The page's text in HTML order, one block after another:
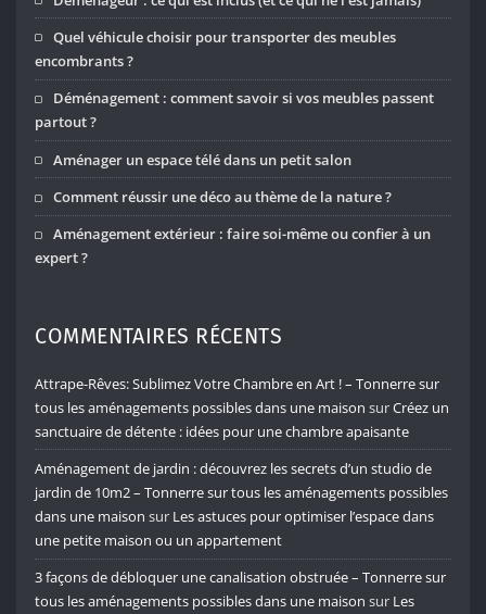
Quel véhicule choisir pour transporter des meubles
encombrants ?
Déménagement : comment savoir si vos meubles passent
partout ?
Aménager un espace télé dans un petit salon
Comment réussir une déco au thème de la nature ?
Aménagement extérieur : faire soi-même ou confier à un
expert ?
COMMENTAIRES RÉCENTS
Attrape-Rêves: Sublimez Votre Chambre en Art ! – Tonnerre sur
tous les aménagements possibles dans une maison surCréez un
sanctuaire de détente : idées pour une chambre apaisante
Aménagement de jardin : découvrez les secrets d’un studio de
jardin de 10m2 – Tonnerre sur tous les aménagements possibles
dans une maison sur Les astuces pour optimiser l’espace dans
une petite maison ou un appartement
3 façons de débloquer une canalisation obstruée – Tonnerre sur
tous les aménagements possibles dans une maison sur Les